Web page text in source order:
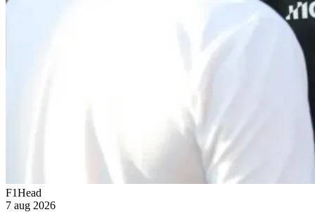
F1Head
7 aug 2026